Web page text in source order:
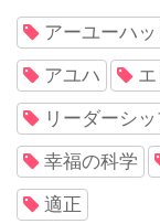
アーユーハ
アユハ
リーダーシ
幸福の科学
適正